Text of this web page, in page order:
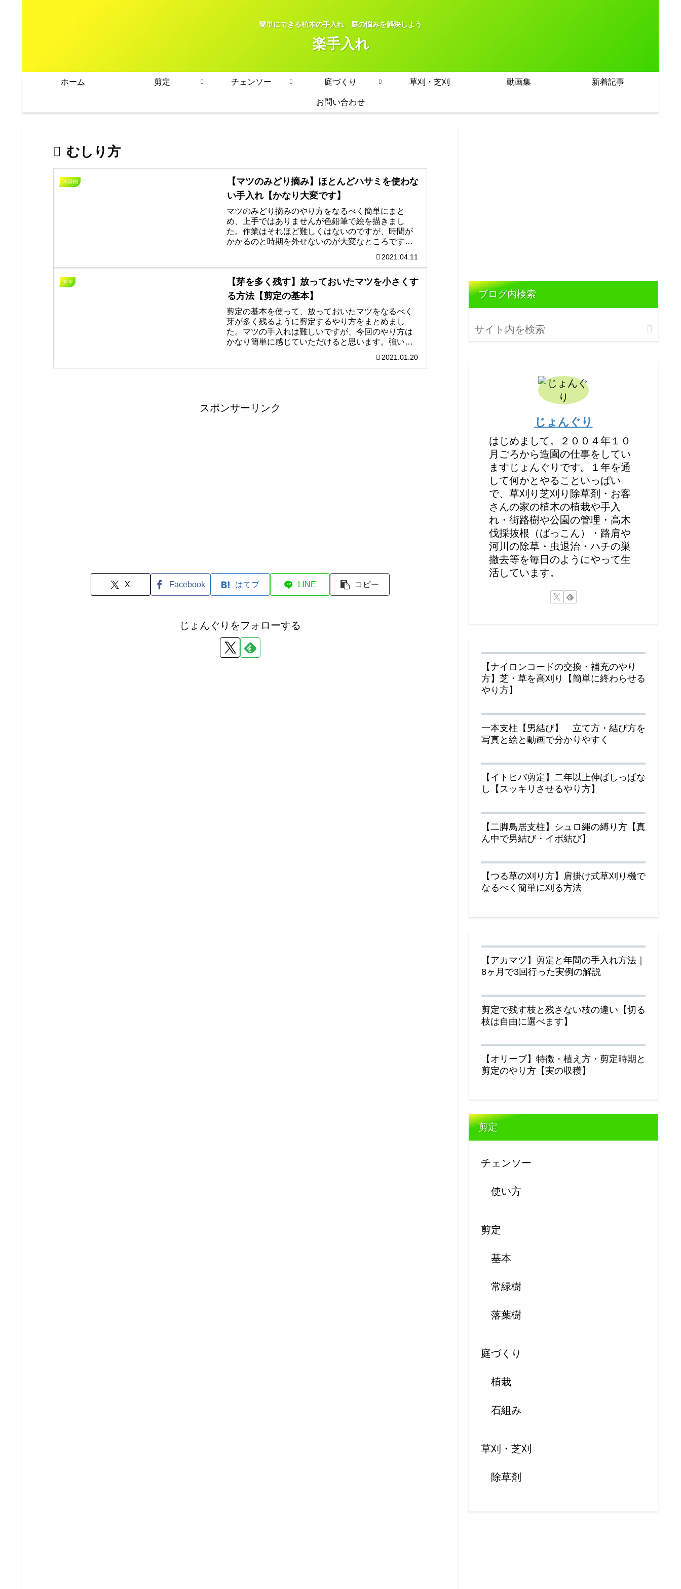
簡単にできる植木の手入れ 庭の悩みを解決しよう
楽手入れ
ホーム 剪定 チェンソー 庭づくり 草刈・芝刈 動画集 新着記事
お問い合わせ
むしり方
常緑樹
【マツのみどり摘み】ほとんどハサミを使わな
い手入れ【かなり大変です】
マツのみどり摘みのやり方をなるべく簡単にまと
め、上手ではありませんが色鉛筆で絵を描きまし
た。作業はそれほど難しくはないのですが、時間が
かかるのと時期を外せないのが大変なところです。
ごく感じられます。何事も楽しむことができれば大
2021.04.11
基本
【芽を多く残す】放っておいたマツを小さくす
る方法【剪定の基本】
剪定の基本を使って、放っておいたマツをなるべく
芽が多く残るように剪定するやり方をまとめまし
た。マツの手入れは難しいですが、今回のやり方は
かなり簡単に感じていただけると思います。強い枝
2021.01.20
スポンサーリンク
X Facebook はてブ LINE コピー
じょんぐりをフォローする
ブログ内検索
じょんぐり
はじめまして。２００４年１０
月ごろから造園の仕事をしてい
ますじょんぐりです。１年を通
して何かとやることいっぱい
で、草刈り芝刈り除草剤・お客
さんの家の植木の植栽や手入
れ・街路樹や公園の管理・高木
伐採抜根（ばっこん）・路肩や
河川の除草・虫退治・ハチの巣
撤去等を毎日のようにやって生
活しています。
【ナイロンコードの交換・補充のやり
方】芝・草を高刈り【簡単に終わらせる
やり方】
一本支柱【男結び】 立て方・結び方を
写真と絵と動画で分かりやすく
【イトヒバ剪定】二年以上伸ばしっぱな
し【スッキリさせるやり方】
【二脚鳥居支柱】シュロ縄の縛り方【真
ん中で男結び・イボ結び】
【つる草の刈り方】肩掛け式草刈り機で
なるべく簡単に刈る方法
【アカマツ】剪定と年間の手入れ方法｜
8ヶ月で3回行った実例の解説
剪定で残す枝と残さない枝の違い【切る
枝は自由に選べます】
【オリーブ】特徴・植え方・剪定時期と
剪定のやり方【実の収穫】
剪定
チェンソー
使い方
剪定
基本
常緑樹
落葉樹
庭づくり
植栽
石組み
草刈・芝刈
除草剤